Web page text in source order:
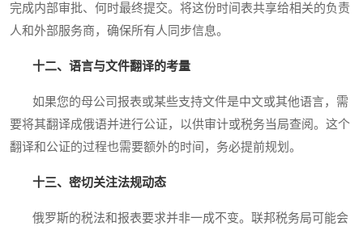
完成内部审批、何时最终提交。将这份时间表共享给相关的负责
人和外部服务商，确保所有人同步信息。
十二、语言与文件翻译的考量
如果您的母公司报表或某些支持文件是中文或其他语言，需
要将其翻译成俄语并进行公证，以供审计或税务当局查阅。这个
翻译和公证的过程也需要额外的时间，务必提前规划。
十三、密切关注法规动态
俄罗斯的税法和报表要求并非一成不变。联邦税务局可能会